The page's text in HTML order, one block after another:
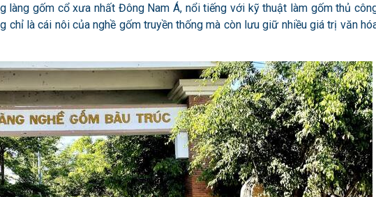
làng gốm cổ xưa nhất Đông Nam Á, nổi tiếng với kỹ thuật làm gốm thủ
chỉ là cái nôi của nghề gốm truyền thống mà còn lưu giữ nhiều giá trị văn